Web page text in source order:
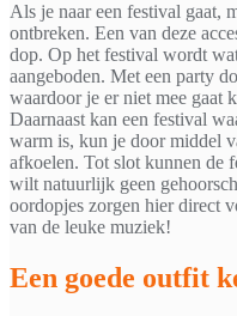
Als je naar een festival gaat,
ontbreken. Een van deze
dop. Op het festival wordt
aangeboden. Met een party
waardoor je er niet mee gaat
Daarnaast kan een festival
warm is, kun je door middel
afkoelen. Tot slot kunnen de
wilt natuurlijk geen
oordopjes zorgen hier direct
van de leuke muziek!
Een goede outfit